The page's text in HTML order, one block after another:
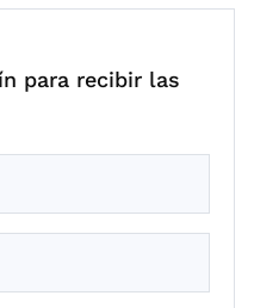
para recibir las